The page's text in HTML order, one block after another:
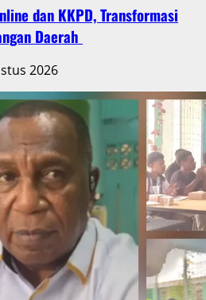
dan KKPD, Transformasi
Daerah
2026